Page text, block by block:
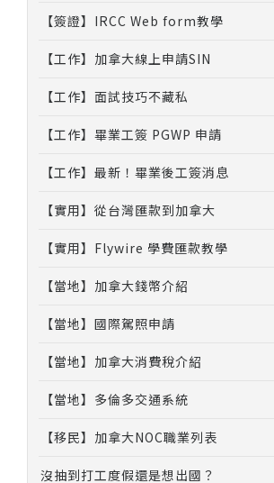
【簽證】IRCC Web form教學
【工作】加拿大線上申請SIN
【工作】面試技巧不藏私
【工作】畢業工簽 PGWP 申請
【工作】最新！畢業後工簽消息
【實用】從台灣匯款到加拿大
【實用】Flywire 學費匯款教學
【當地】加拿大錢幣介紹
【當地】國際駕照申請
【當地】加拿大消費稅介紹
【當地】多倫多交通系統
【移民】加拿大NOC職業列表
沒抽到打工度假還是想出國？